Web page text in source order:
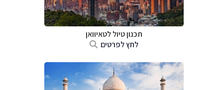
תכנון טיוללטאיוואן
לחץ לפרטים